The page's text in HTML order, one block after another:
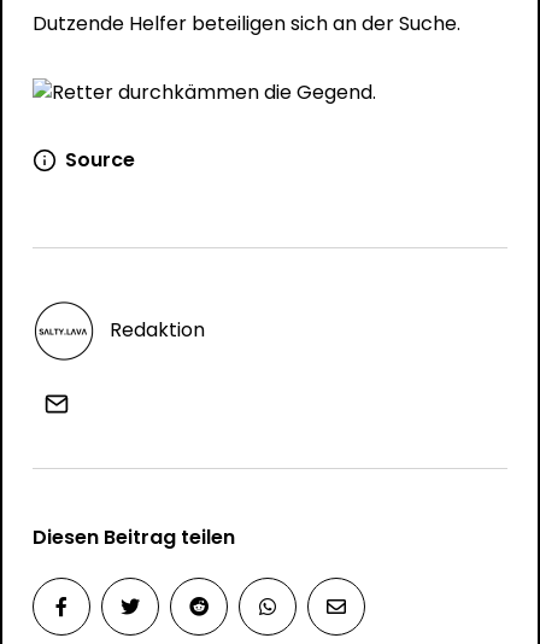
Dutzende Helfer beteiligen sich an der Suche.
Source
Redaktion
Diesen Beitrag teilen